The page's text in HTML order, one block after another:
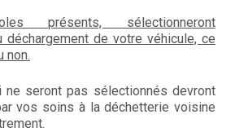
présents, sélectionneront
déchargement de votre véhicule, ce
non.
ne seront pas sélectionnés devront
vos soins à la déchetterie voisine